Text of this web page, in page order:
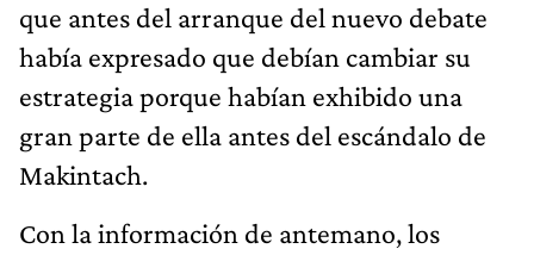
que antes del arranque del nuevo debate
había expresado que debían cambiar su
estrategia porque habían exhibido una
gran parte de ella antes del escándalo de
Makintach.
Con la información de antemano, los